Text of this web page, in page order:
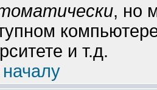
, но
и т.д.